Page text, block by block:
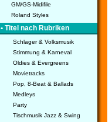
GM/GS-Midifile
Roland Styles
• Titel nach Rubriken
Schlager & Volksmusik
Stimmung & Karneval
Oldies & Evergreens
Movietracks
Pop, 8-Beat & Ballads
Medleys
Party
Tischmusik Jazz & Swing